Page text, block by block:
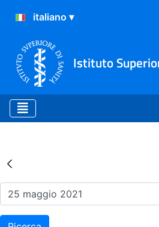
Istituto
Risultati della